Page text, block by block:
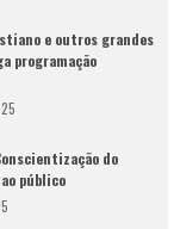
e outros grandes
programação
do
público